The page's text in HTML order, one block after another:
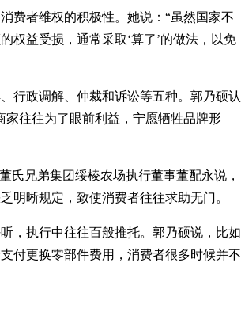
费者维权的积极性。她说：“虽然国家不
权益受损，通常采取‘算了’的做法，以免
行政调解、仲裁和诉讼等五种。郭乃硕认
家往往为了眼前利益，宁愿牺牲品牌形
氏兄弟集团绥棱农场执行董事董配永说，
明晰规定，致使消费者往往求助无门。
执行中往往百般推托。郭乃硕说，比如
付更换零部件费用，消费者很多时候并不